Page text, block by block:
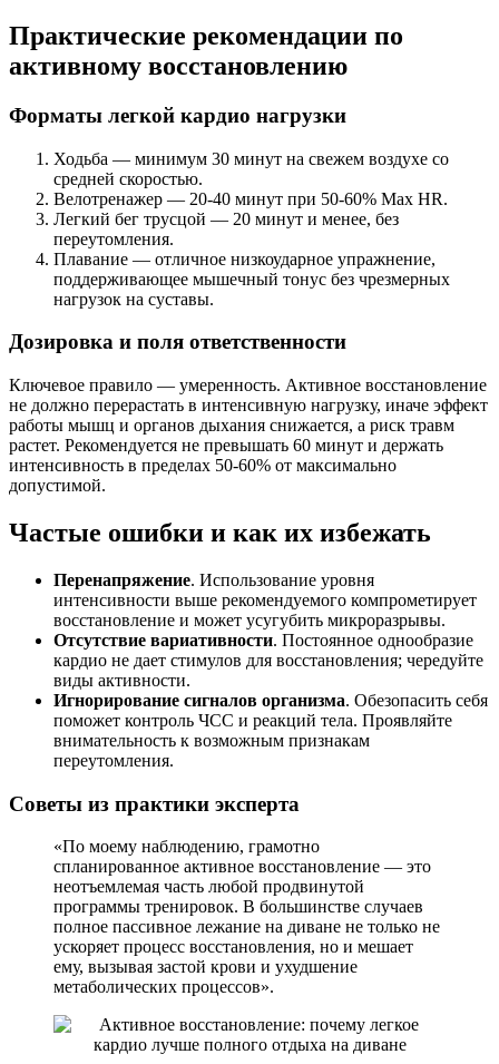
Практические рекомендации по
активному восстановлению
Форматы легкой кардио нагрузки
Ходьба — минимум 30 минут на свежем воздухе со
средней скоростью.
Велотренажер — 20-40 минут при 50-60% Max HR.
Легкий бег трусцой — 20 минут и менее, без
переутомления.
Плавание — отличное низкоударное упражнение,
поддерживающее мышечный тонус без чрезмерных
нагрузок на суставы.
Дозировка и поля ответственности
Ключевое правило — умеренность. Активное восстановление
не должно перерастать в интенсивную нагрузку, иначе эффект
работы мышц и органов дыхания снижается, а риск травм
растет. Рекомендуется не превышать 60 минут и держать
интенсивность в пределах 50-60% от максимально
допустимой.
Частые ошибки и как их избежать
Перенапряжение. Использование уровня
интенсивности выше рекомендуемого компрометирует
восстановление и может усугубить микроразрывы.
Отсутствие вариативности. Постоянное однообразие
кардио не дает стимулов для восстановления; чередуйте
виды активности.
Игнорирование сигналов организма. Обезопасить себя
поможет контроль ЧСС и реакций тела. Проявляйте
внимательность к возможным признакам
переутомления.
Советы из практики эксперта
«По моему наблюдению, грамотно
спланированное активное восстановление — это
неотъемлемая часть любой продвинутой
программы тренировок. В большинстве случаев
полное пассивное лежание на диване не только не
ускоряет процесс восстановления, но и мешает
ему, вызывая застой крови и ухудшение
метаболических процессов».